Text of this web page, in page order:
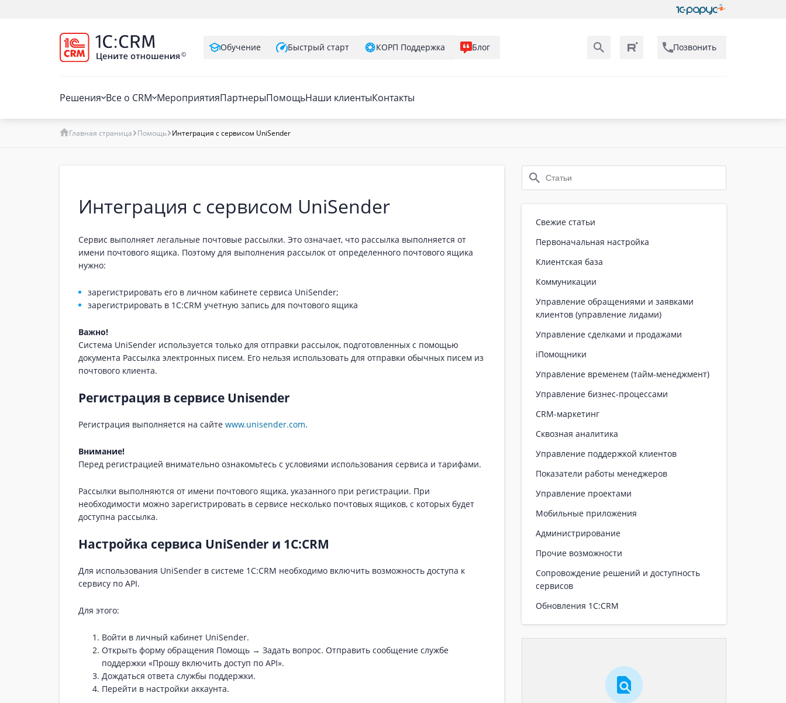
Обучение Быстрый старт КОРП Поддержка Блог Позвонить
Решения Все о CRM МероприятияПартнерыПомощьНаши клиентыКонтакты
Главная страница Помощь Интеграция с сервисом UniSender
Интеграция с сервисом UniSender
Сервис выполняет легальные почтовые рассылки. Это означает, что рассылка выполняется от
имени почтового ящика. Поэтому для выполнения рассылок от определенного почтового ящика
нужно:
зарегистрировать его в личном кабинете сервиса UniSender;
зарегистрировать в 1С:CRM учетную запись для почтового ящика
Важно!
Система UniSender используется только для отправки рассылок, подготовленных с помощью
документа Рассылка электронных писем. Его нельзя использовать для отправки обычных писем из
почтового клиента.
Регистрация в сервисе Unisender
Регистрация выполняется на сайте www.unisender.com.
Внимание!
Перед регистрацией внимательно ознакомьтесь с условиями использования сервиса и тарифами.
Рассылки выполняются от имени почтового ящика, указанного при регистрации. При
необходимости можно зарегистрировать в сервисе несколько почтовых ящиков, с которых будет
доступна рассылка.
Настройка сервиса UniSender и 1С:CRM
Для использования UniSender в системе 1С:CRM необходимо включить возможность доступа к
сервису по API.
Для этого:
Войти в личный кабинет UniSender.
Открыть форму обращения Помощь → Задать вопрос. Отправить сообщение службе
поддержки «Прошу включить доступ по API».
Дождаться ответа службы поддержки.
Перейти в настройки аккаунта.
Свежие статьи
Первоначальная настройка
Клиентская база
Коммуникации
Управление обращениями и заявками
клиентов (управление лидами)
Управление сделками и продажами
iПомощники
Управление временем (тайм-менеджмент)
Управление бизнес-процессами
CRM-маркетинг
Сквозная аналитика
Управление поддержкой клиентов
Показатели работы менеджеров
Управление проектами
Мобильные приложения
Администрирование
Прочие возможности
Сопровождение решений и доступность
сервисов
Обновления 1С:CRM